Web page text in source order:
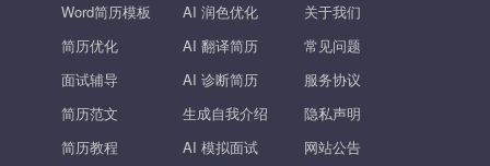
Word简历模板
简历优化
面试辅导
简历范文
简历教程
AI 润色优化
AI 翻译简历
AI 诊断简历
生成自我介绍
AI 模拟面试
关于我们
常见问题
服务协议
隐私声明
网站公告